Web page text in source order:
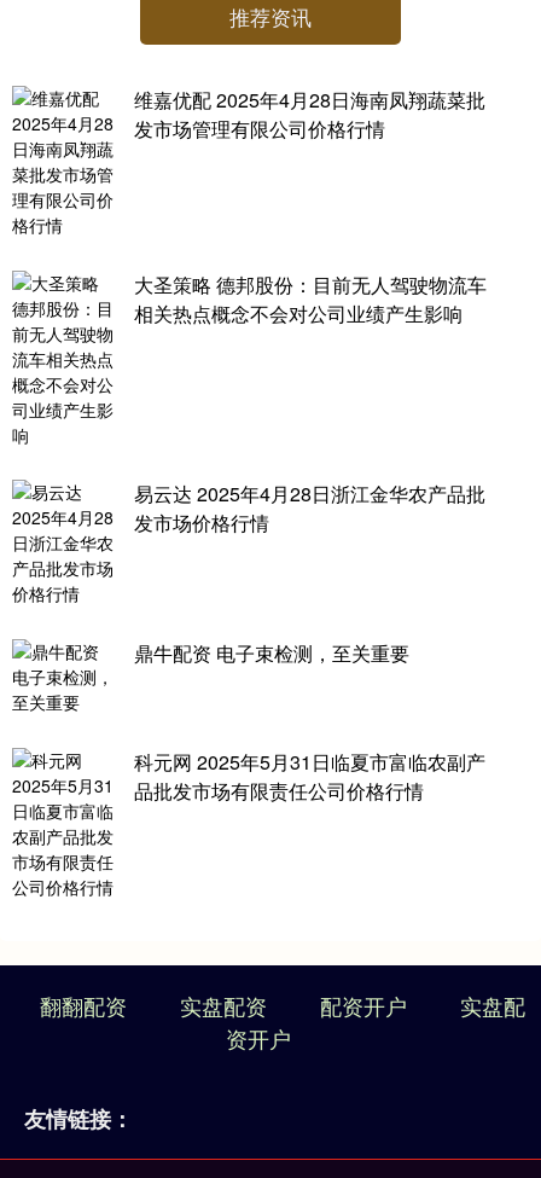
推荐资讯
维嘉优配 2025年4月28日海南凤翔蔬菜批
发市场管理有限公司价格行情
大圣策略 德邦股份：目前无人驾驶物流车
相关热点概念不会对公司业绩产生影响
易云达 2025年4月28日浙江金华农产品批
发市场价格行情
鼎牛配资 电子束检测，至关重要
科元网 2025年5月31日临夏市富临农副产
品批发市场有限责任公司价格行情
翻翻配资 实盘配资 配资开户
实盘配
资开户
友情链接：